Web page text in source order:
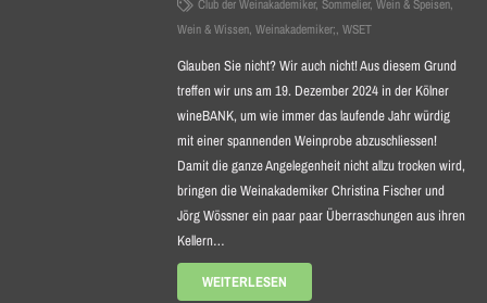
Club der Weinakademiker,Sommelier,Wein & Speisen,
Wein & Wissen, Weinakademiker;, WSET
Glauben Sie nicht? Wir auch nicht! Aus diesem Grund
treffen wir uns am 19. Dezember 2024 in der Kölner
wineBANK, um wie immer das laufende Jahr würdig
mit einer spannenden Weinprobe abzuschliessen!
Damit die ganze Angelegenheit nicht allzu trocken wird,
bringen die Weinakademiker Christina Fischer und
Jörg Wössner ein paar paar Überraschungen aus ihren
Kellern…
WEITERLESEN